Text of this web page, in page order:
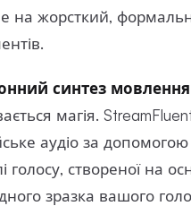
на жорсткий,
синтез мовлення
магія.
аудіо за допомогою
голосу, створеної на
зразка вашого